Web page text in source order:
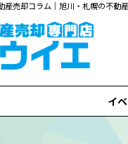
産売却コラム｜旭川・札幌の不動
イ